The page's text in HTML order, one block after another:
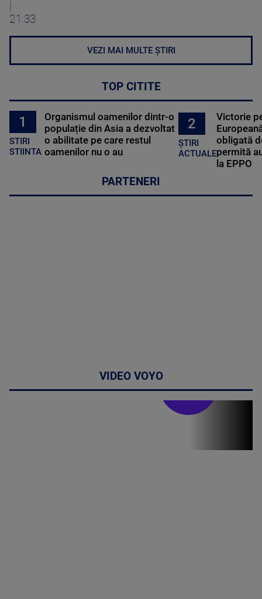
21:33
VEZI MAI MULTE ȘTIRI
TOP CITITE
1
STIRI
STIINTA
Organismul oamenilor dintr-o
populație din Asia a dezvoltat
o abilitate pe care restul
oamenilor nu o au
2
ȘTIRI
ACTUALE
Victorie
obligată
permită
la EPPO
PARTENERI
VIDEO VOYO